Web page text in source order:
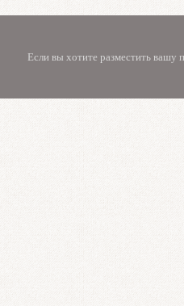
Если вы хотите разместить вашу